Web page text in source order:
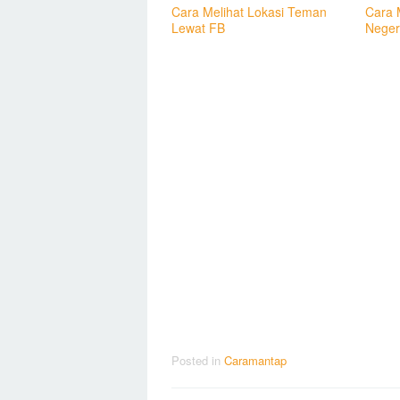
Cara Melihat Lokasi Teman
Lewat FB
Cara
Posted in Caramantap